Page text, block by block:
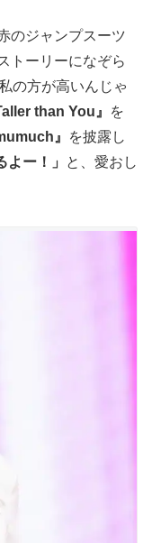
のジャンプスーツ
トーリーになぞら
の方が高いんじゃ
than You』
を
』
を披露し
よー！」
と、愛おし